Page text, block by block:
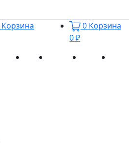
Корзина
0 Корзина
0 ₽
Акции Новинки